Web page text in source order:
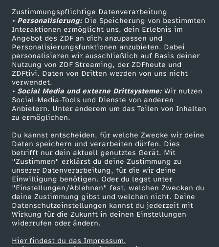
Zustimmungspflichtige Datenverarbeitung
• Personalisierung:Die Speicherung von bestimmten
Interaktionen ermöglicht uns, dein Erlebnis im
Angebot des ZDF an dich anzupassen und
Personalisierungsfunktionen anzubieten. Dabei
personalisieren wir ausschließlich auf Basis deiner
Nutzung von ZDF Streaming, der ZDFheute und
ZDFtivi. Daten von Dritten werden von uns nicht
verwendet.
• Social Media und externe Drittsysteme:Wir nutzen
Social-Media-Tools und Dienste von anderen
Anbietern. Unter anderem um das Teilen von Inhalten
zu ermöglichen.
Du kannst entscheiden, für welche Zwecke wir deine
Daten speichern und verarbeiten dürfen. Dies
betrifft nur dein aktuell genutztes Gerät. Mit
"Zustimmen" erklärst du deine Zustimmung zu
unserer Datenverarbeitung, für die wir deine
Einwilligung benötigen. Oder du legst unter
"Einstellungen/Ablehnen" fest, welchen Zwecken du
deine Zustimmung gibst und welchen nicht. Deine
Datenschutzeinstellungen kannst du jederzeit mit
Wirkung für die Zukunft in deinen Einstellungen
widerrufen oder ändern.
Hier findest du das Impressum.
e
r
i
k
a
u
n
t
e
r
Livestreams
Sendungen A-Z
TV-Programm
Zuschauerservice
Hilfe
ZDF Unternehmen
Karriere
ZDF goes Schule
Werbefernsehen
Mainzelmännchen